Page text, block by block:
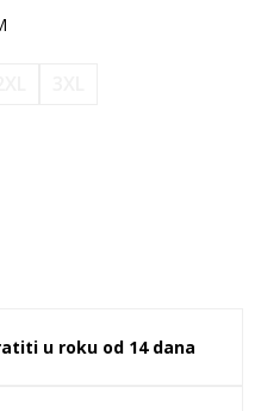
u roku od 14 dana